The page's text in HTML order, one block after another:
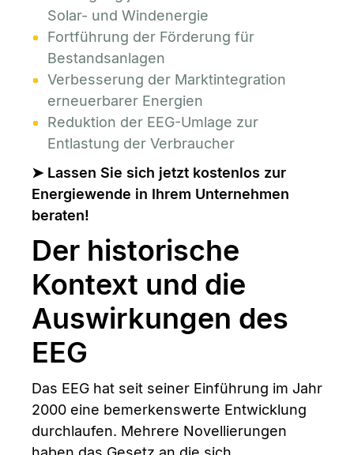
Solar- und Windenergie
Fortführung der Förderung für
Bestandsanlagen
Verbesserung der Marktintegration
erneuerbarer Energien
Reduktion der EEG-Umlage zur
Entlastung der Verbraucher
➤ Lassen Sie sich jetzt kostenlos zur
Energiewende in Ihrem Unternehmen
beraten!
Der historische
Kontext und die
Auswirkungen des
EEG
Das EEG hat seit seiner Einführung im Jahr
2000 eine bemerkenswerte Entwicklung
durchlaufen. Mehrere Novellierungen